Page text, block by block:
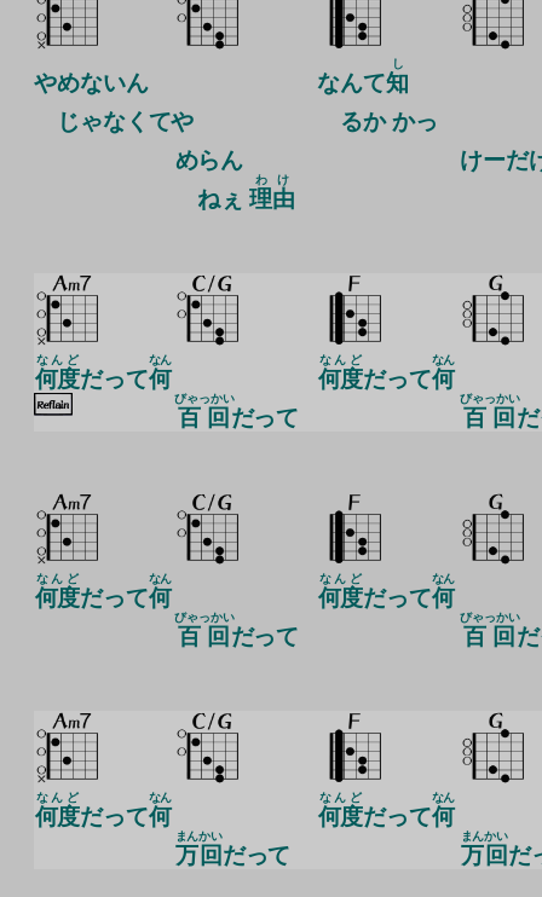
やめないん
じゃなくてや
めらん
ねぇ 理
わ
由
け
なんて知
し
るか かっ
けーだ
何度
なんど
だって何
なん
百回
びゃっかい
だって
何度
なんど
だって何
なん
百回
びゃっかい
何度
なんど
だって何
なん
百回
びゃっかい
だって
何度
なんど
だって何
なん
百回
びゃっかい
何度
なんど
だって何
なん
万
まん
回
かい
だって
何度
なんど
だって何
なん
万
まん
回
かい
だ